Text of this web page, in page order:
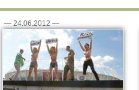
— 24.06.2012 —